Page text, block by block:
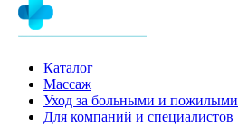
Каталог
Массаж
Уход за больными и пожилыми
Для компаний и специалистов